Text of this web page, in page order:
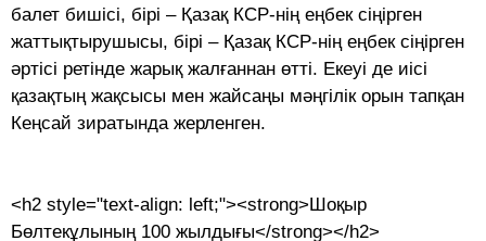
балет бишісі, бірі – Қазақ КСР-нің еңбек сіңірген
жаттықтырушысы, бірі – Қазақ КСР-нің еңбек сіңірген
әртісі ретінде жарық жалғаннан өтті. Екеуі де иісі
қазақтың жақсысы мен жайсаңы мәңгілік орын тапқан
Кеңсай зиратында жерленген.
<h2 style="text-align: left;"><strong>Шоқыр
Бөлтекұлының 100 жылдығы</strong></h2>